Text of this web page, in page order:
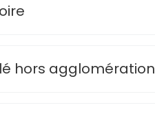
hors agglomération